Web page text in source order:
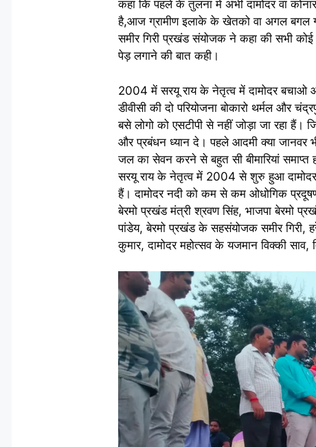
कहा कि पहले के तुलना में अभी दामोदर वा
है,आज ग्रामीण इलाके के खेतको वा अगल बगल
समीर गिरी प्रखंड संयोजक ने कहा की सभी
पेड़ लगाने की बात कही।
2004 में सरयू राय के नेतृत्व में दामोदर बचाओ
डीवीसी की दो परियोजना बोकारो थर्मल और
बसे लोगो को एसटीपी से नहीं जोड़ा जा रहा
और प्रबंधन ध्यान दे। पहले आदमी क्या जानवर
जल का सेवन करने से बहुत सी बीमारियां
सरयू राय के नेतृत्व में 2004 से शुरु हुआ
हैं। दामोदर नदी को कम से कम ओधोगिक प्रदूषण
बेरमो प्रखंड मंत्री श्रवण सिंह, भाजपा बेरमो
पांडेय, बेरमो प्रखंड के सहसंयोजक समीर गिरी,
कुमार, दामोदर महोत्सव के यजमान विक्की